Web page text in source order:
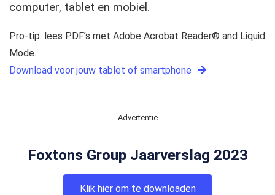
computer, tablet en mobiel.
Pro-tip: lees PDF’s met Adobe Acrobat Reader® and Liquid
Mode.
Download voor jouw tablet of smartphone
Advertentie
Foxtons Group Jaarverslag 2023
Klik hier om te downloaden